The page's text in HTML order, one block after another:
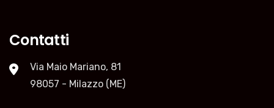
Contatti
Via Maio Mariano, 81
98057 - Milazzo (ME)